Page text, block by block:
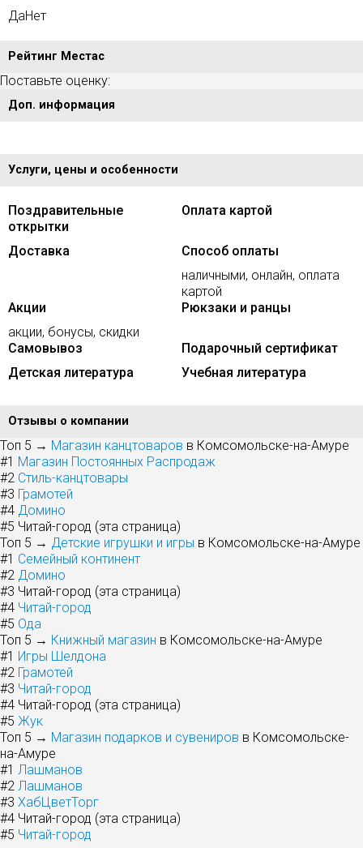
ДаНет
Рейтинг Местас
Поставьте оценку:
Доп. информация
Услуги, цены и особенности
Поздравительные
открытки
Оплата картой
Доставка
Способ оплаты
наличными, онлайн, оплата
картой
Акции
акции, бонусы, скидки
Рюкзаки и ранцы
Самовывоз
Подарочный сертификат
Детская литература
Учебная литература
Отзывы о компании
Топ 5 → Магазин канцтоваров в Комсомольске-на-Амуре
#1 Магазин Постоянных Распродаж
#2 Стиль-канцтовары
#3 Грамотей
#4 Домино
#5 Читай-город (эта страница)
Топ 5 → Детские игрушки и игры в Комсомольске-на-Амуре
#1 Семейный континент
#2 Домино
#3 Читай-город (эта страница)
#4 Читай-город
#5 Ода
Топ 5 → Книжный магазин в Комсомольске-на-Амуре
#1 Игры Шелдона
#2 Грамотей
#3 Читай-город
#4 Читай-город (эта страница)
#5 Жук
Топ 5 → Магазин подарков и сувениров в Комсомольске-
на-Амуре
#1 Лашманов
#2 Лашманов
#3 ХабЦветТорг
#4 Читай-город (эта страница)
#5 Читай-город